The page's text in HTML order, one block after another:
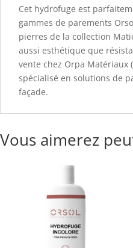
Cet hydrofuge est
gammes de parements
pierres de la collection
aussi esthétique que
vente chez Orpa Matériaux
spécialisé en solutions de
façade.
Vous aimerez